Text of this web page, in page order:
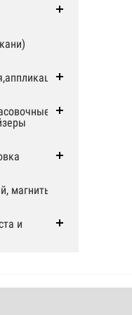
магниты
и